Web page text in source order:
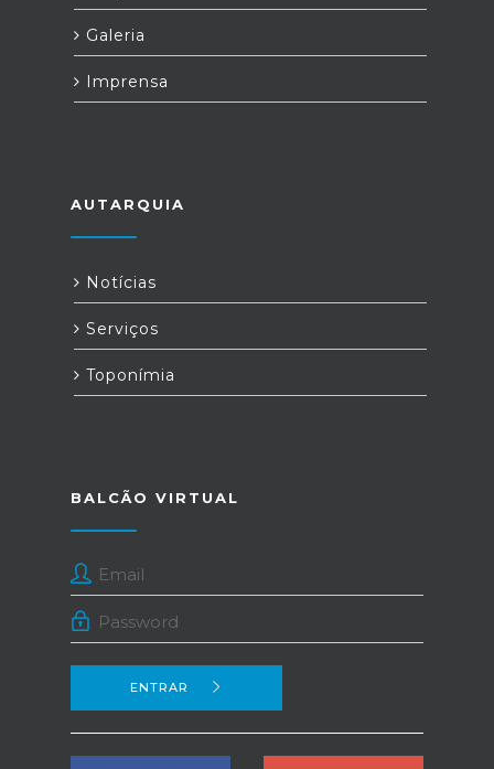
Galeria
Imprensa
AUTARQUIA
Notícias
Serviços
Toponímia
BALCÃO VIRTUAL
ENTRAR